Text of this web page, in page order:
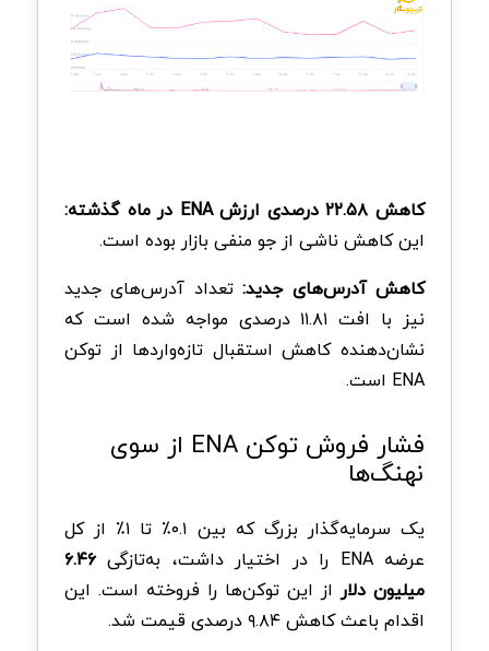
کاهش ۲۲.۵۸ درصدی ارزش ENA در ماه گذشته:
این کاهش ناشی از جو منفی بازار بوده است.
کاهش آدرس‌های جدید:تعداد آدرس‌های جدید
نیز با افت ۱۱.۸۱ درصدی مواجه شده است که
نشان‌دهنده کاهش استقبال تازه‌واردها از توکن
ENA است.
فشار فروش توکن ENA از سوی
نهنگ‌ها
یک سرمایه‌گذار بزرگ که بین ۰.۱٪ تا ۱٪ از کل
عرضه ENA را در اختیار داشت، به‌تازگی
۶.۴۶
میلیون دلاراز این توکن‌ها را فروخته است. این
اقدام باعث کاهش ۹.۸۴ درصدی قیمت شد.